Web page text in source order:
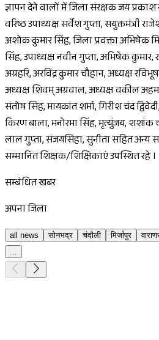
ज्ञापन देने वालों में जिला संरक्षक जय प्रकाश
वरिष्ठ उपाध्यक्ष सर्वेश गुप्ता, सयुक्तमंत्री
अशोक कुमार सिंह, जिला प्रवक्ता अभिषेक
सिंह, उपाध्यक्ष नवीन गुप्ता, अभिषेक कुमार,
अग्रहरि, अरविंद्र कुमार चौहान, अध्यक्ष
अध्यक्ष शिवम् अग्रवाल, अध्यक्ष वकील
संतोष सिंह, मायकांत शर्मा, गिरीश चंद
किरण बाला, मनोरमा सिंह, मृत्युंजय, शशांक
लाल गुप्ता, संजयसिंहा, सुनीता सहित अन्य
सम्मानित शिक्षक/शिक्षिकाएं उपस्थित रहे ।
सम्बंधित खबर
अपना जिला
all news सोनभद्र चंदौली मिर्जापुर
...